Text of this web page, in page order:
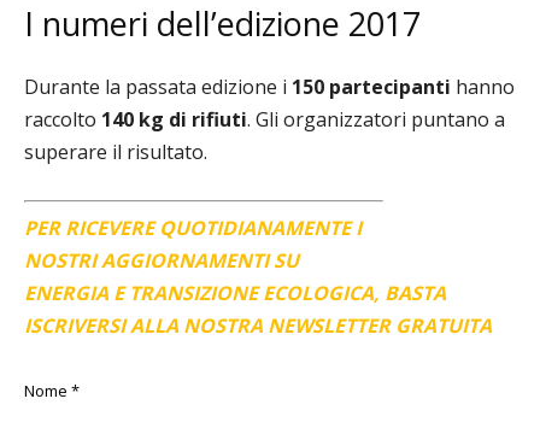
I numeri dell’edizione 2017
Durante la passata edizione i 150 partecipanti hanno
raccolto 140 kg di rifiuti. Gli organizzatori puntano a
superare il risultato.
PER RICEVERE QUOTIDIANAMENTE I
NOSTRI AGGIORNAMENTI SU
ENERGIA E TRANSIZIONE ECOLOGICA, BASTA
ISCRIVERSI ALLA NOSTRA NEWSLETTER GRATUITA
Nome *